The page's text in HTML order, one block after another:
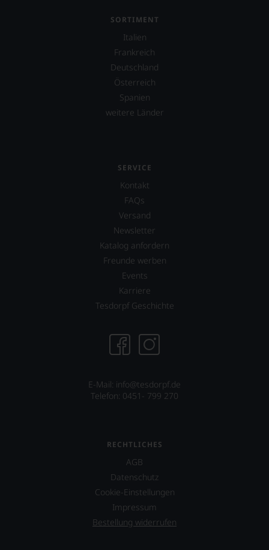
SORTIMENT
Italien
Frankreich
Deutschland
Österreich
Spanien
weitere Länder
SERVICE
Kontakt
FAQs
Versand
Newsletter
Katalog anfordern
Freunde werben
Events
Karriere
Tesdorpf Geschichte
E-Mail: info@tesdorpf.de
Telefon: 0451- 799 270
RECHTLICHES
AGB
Datenschutz
Cookie-Einstellungen
Impressum
Bestellung widerrufen